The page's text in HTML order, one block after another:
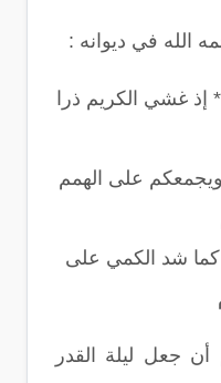
الله في ديوانه :
غشي الكريم ذرا
على الهمم
كما شد الكمي على
جعل ليلة القدر